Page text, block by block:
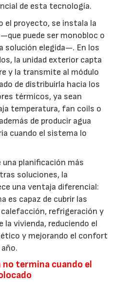
de esta tecnología.
el proyecto, se instala la
puede ser monobloc o
solución elegida—. En los
la unidad exterior capta
y la transmite al módulo
de distribuirla hacia los
térmicos, ya sean
temperatura, fan coils o
de producir agua
cuando el sistema lo
una planificación más
soluciones, la
una ventaja diferencial:
es capaz de cubrir las
calefacción, refrigeración y
la vivienda, reduciendo el
y mejorando el confort
termina cuando el